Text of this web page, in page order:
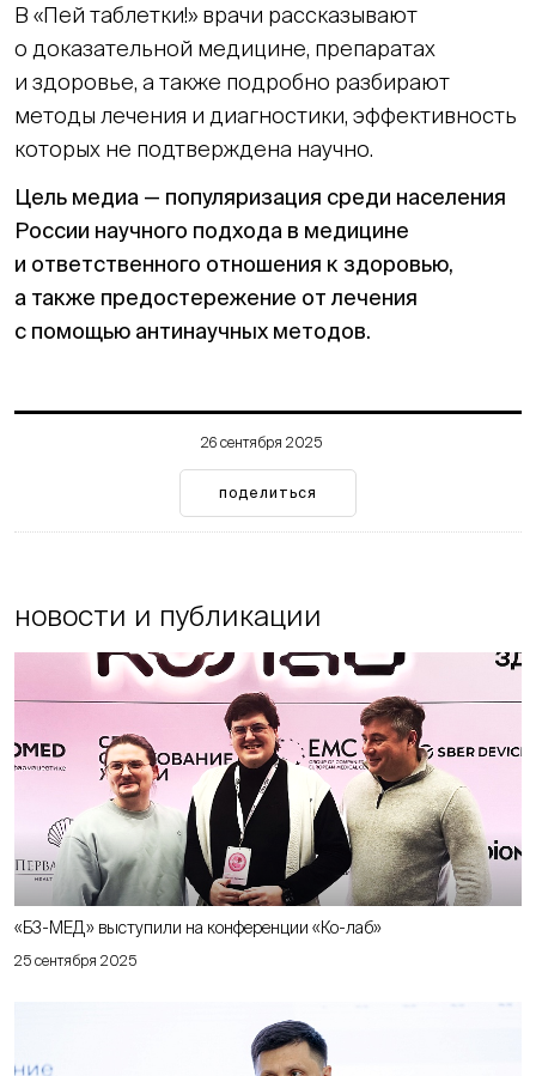
В «Пей таблетки!» врачи рассказывают
о доказательной медицине, препаратах
и здоровье, а также подробно разбирают
методы лечения и диагностики, эффективность
которых не подтверждена научно.
Цель медиа — популяризация среди населения
России научного подхода в медицине
и ответственного отношения к здоровью,
а также предостережение от лечения
с помощью антинаучных методов.
26 сентября 2025
поделиться
новости и публикации
25 сентября 2025
«Б3-МЕД» выступили на конференции «Ко-лаб»